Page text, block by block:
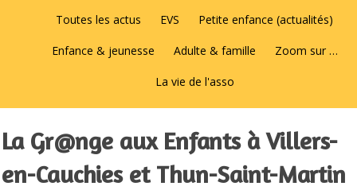
Toutes les actus EVS Petite enfance (actualités)
Enfance & jeunesse Adulte & famille Zoom sur …
La vie de l'asso
La Gr@nge aux Enfants à Villers-
en-Cauchies et Thun-Saint-Martin